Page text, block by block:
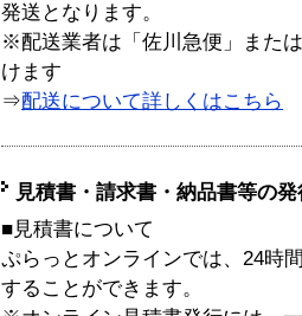
発送となります。
※配送業者は「佐川急便」また
けます
⇒配送について詳しくはこちら
見積書・請求書・納品書等の
■見積書について
ぷらっとオンラインでは、24時
することができます。